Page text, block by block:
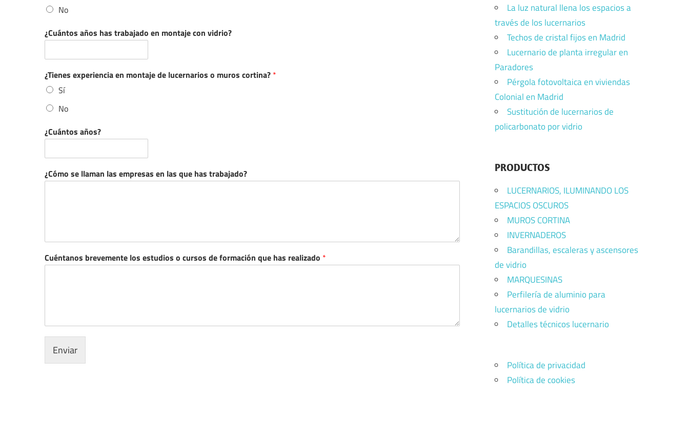
No
¿Cuántos años has trabajado en montaje con vidrio?
¿Tienes experiencia en montaje de lucernarios o muros cortina? *
Sí
No
¿Cuántos años?
¿Cómo se llaman las empresas en las que has trabajado?
Cuéntanos brevemente los estudios o cursos de formación que has realizado *
Enviar
La luz natural llena los espacios a
través de los lucernarios
Techos de cristal fijos en Madrid
Lucernario de planta irregular en
Paradores
Pérgola fotovoltaica en viviendas
Colonial en Madrid
Sustitución de lucernarios de
policarbonato por vidrio
PRODUCTOS
LUCERNARIOS, ILUMINANDO LOS
ESPACIOS OSCUROS
MUROS CORTINA
INVERNADEROS
Barandillas, escaleras y ascensores
de vidrio
MARQUESINAS
Perfilería de aluminio para
lucernarios de vidrio
Detalles técnicos lucernario
Política de privacidad
Política de cookies